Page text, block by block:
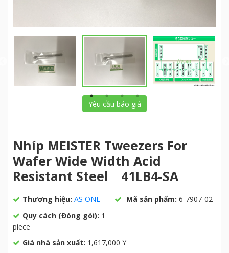
Yêu cầu báo giá
Nhíp MEISTER Tweezers For
Wafer Wide Width Acid
Resistant Steel 41LB4-SA
Thương hiệu: AS ONE Mã sản phẩm: 6-7907-02
Quy cách (Đóng gói): 1
piece
Giá nhà sản xuất: 1,617,000 ¥